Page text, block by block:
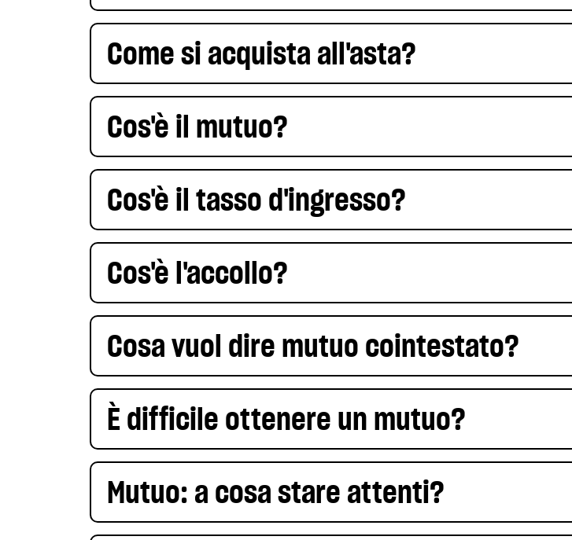
Come si acquista all'asta?
Cos'è il mutuo?
Cos'è il tasso d'ingresso?
Cos'è l'accollo?
Cosa vuol dire mutuo cointestato?
È difficile ottenere un mutuo?
Mutuo: a cosa stare attenti?